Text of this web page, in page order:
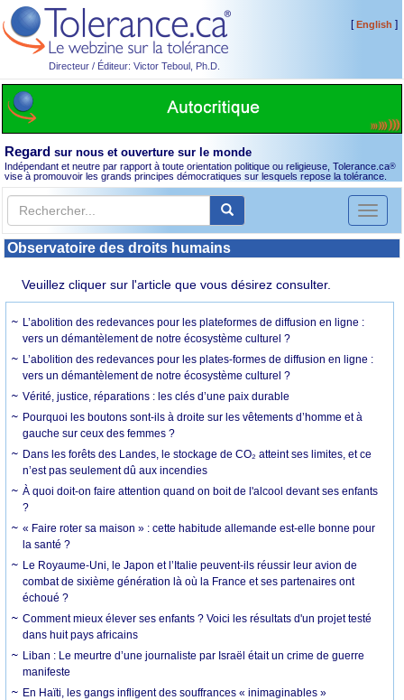
Directeur / Éditeur: Victor Teboul, Ph.D.
[English ]
Regard sur nous et ouverture sur le monde
Indépendant et neutre par rapport à toute orientation politique ou religieuse, Tolerance.ca®
vise à promouvoir les grands principes démocratiques sur lesquels repose la tolérance.
Toggle
Observatoire des droits humains
Veuillez cliquer sur l'article que vous désirez consulter.
L’abolition des redevances pour les plateformes de diffusion en ligne :
vers un démantèlement de notre écosystème culturel ?
L’abolition des redevances pour les plates-formes de diffusion en ligne :
vers un démantèlement de notre écosystème culturel ?
Vérité, justice, réparations : les clés d’une paix durable
Pourquoi les boutons sont-ils à droite sur les vêtements d’homme et à
gauche sur ceux des femmes ?
Dans les forêts des Landes, le stockage de CO₂ atteint ses limites, et ce
n’est pas seulement dû aux incendies
À quoi doit-on faire attention quand on boit de l'alcool devant ses enfants
?
« Faire roter sa maison » : cette habitude allemande est-elle bonne pour
la santé ?
Le Royaume-Uni, le Japon et l’Italie peuvent-ils réussir leur avion de
combat de sixième génération là où la France et ses partenaires ont
échoué ?
Comment mieux élever ses enfants ? Voici les résultats d'un projet testé
dans huit pays africains
Liban : Le meurtre d’une journaliste par Israël était un crime de guerre
manifeste
En Haïti, les gangs infligent des souffrances « inimaginables »